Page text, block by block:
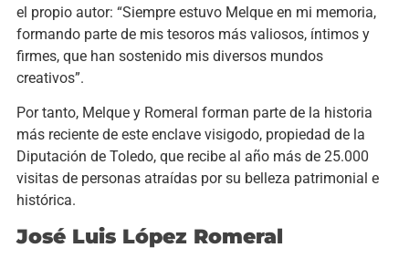
el propio autor: “Siempre estuvo Melque en mi memoria,
formando parte de mis tesoros más valiosos, íntimos y
firmes, que han sostenido mis diversos mundos
creativos”.
Por tanto, Melque y Romeral forman parte de la historia
más reciente de este enclave visigodo, propiedad de la
Diputación de Toledo, que recibe al año más de 25.000
visitas de personas atraídas por su belleza patrimonial e
histórica.
José Luis López Romeral